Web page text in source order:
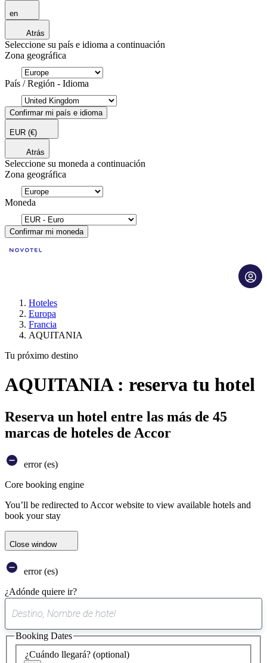
en
Atrás
Seleccione su país e idioma a continuación
Zona geográfica
País / Región - Idioma
Confirmar mi país e idioma
EUR (€)
Atrás
Seleccione su moneda a continuación
Zona geográfica
Moneda
Confirmar mi moneda
Hoteles
Europa
Francia
AQUITANIA
Tu próximo destino
AQUITANIA : reserva tu hotel
Reserva un hotel entre las más de 45
marcas de hoteles de Accor
error (es)
Core booking engine
You’ll be redirected to Accor website to view available hotels and
book your stay
Close window
error (es)
¿Adónde quiere ir?
sugerencia
encontrada
¿Cuándo llegará? (optional)
Booking Dates